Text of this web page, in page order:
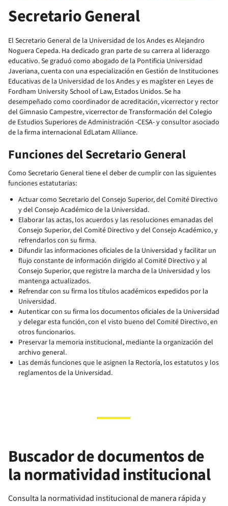
Secretario General
El Secretario General de la Universidad de los Andes es Alejandro
Noguera Cepeda. Ha dedicado gran parte de su carrera al liderazgo
educativo. Se graduó como abogado de la Pontificia Universidad
Javeriana, cuenta con una especialización en Gestión de Instituciones
Educativas de la Universidad de los Andes y es magíster en Leyes de
Fordham University School of Law, Estados Unidos. Se ha
desempeñado como coordinador de acreditación, vicerrector y rector
del Gimnasio Campestre, vicerrector de Transformación del Colegio
de Estudios Superiores de Administración -CESA- y consultor asociado
de la firma internacional EdLatam Alliance.
Funciones del Secretario General
Como Secretario General tiene el deber de cumplir con las siguientes
funciones estatutarias:
Actuar como Secretario del Consejo Superior, del Comité Directivo
y del Consejo Académico de la Universidad.
Elaborar las actas, los acuerdos y las resoluciones emanadas del
Consejo Superior, del Comité Directivo y del Consejo Académico, y
refrendarlos con su firma.
Difundir las informaciones oficiales de la Universidad y facilitar un
flujo constante de información dirigido al Comité Directivo y al
Consejo Superior, que registre la marcha de la Universidad y los
mantenga actualizados.
Refrendar con su firma los títulos académicos expedidos por la
Universidad.
Autenticar con su firma los documentos oficiales de la Universidad
y delegar esta función, con el visto bueno del Comité Directivo, en
otros funcionarios.
Preservar la memoria institucional, mediante la organización del
archivo general.
Las demás funciones que le asignen la Rectoría, los estatutos y los
reglamentos de la Universidad.
Buscador de documentos de
la normatividad institucional
Consulta la normatividad institucional de manera rápida y